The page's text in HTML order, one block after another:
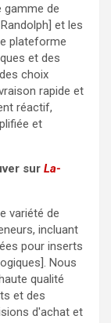
gamme de
et les
plateforme
et des
choix
rapide et
réactif,
et
sur La-
variété de
incluant
pour inserts
Nous
qualité
et des
d'achat et